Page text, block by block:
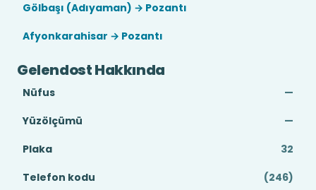
Gölbaşı (Adıyaman) → Pozantı
Afyonkarahisar → Pozantı
Gelendost Hakkında
Nüfus
—
Yüzölçümü
—
Plaka
32
Telefon kodu
(246)